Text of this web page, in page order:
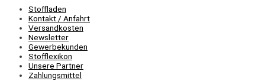
Stoffladen
Kontakt / Anfahrt
Versandkosten
Newsletter
Gewerbekunden
Stofflexikon
Unsere Partner
Zahlungsmittel